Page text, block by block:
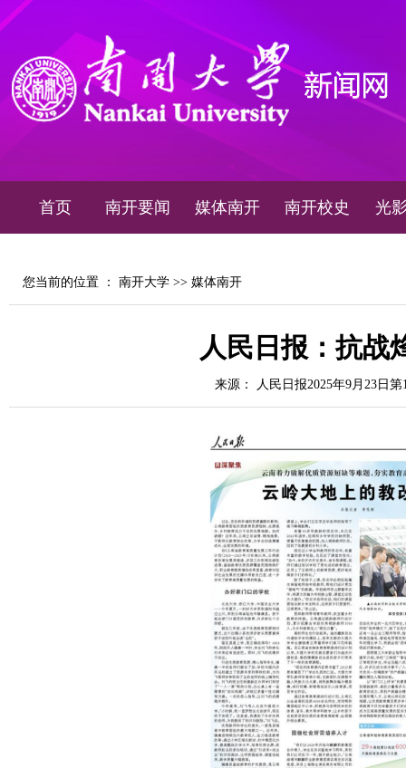
首页 南开要闻 媒体南开 南开校史 光
您当前的位置 ： 南开大学 >> 媒体南开
人民日报：抗战
来源： 人民日报2025年9月23日第